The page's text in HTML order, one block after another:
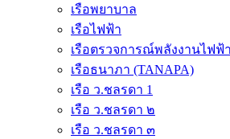
เรือพยาบาล
เรือไฟฟ้า
เรือตรวจการณ์พลังงานไฟฟ้า
เรือธนาภา (TANAPA)
เรือ ว.ชลรดา 1
เรือ ว.ชลรดา ๒
เรือ ว.ชลรดา ๓